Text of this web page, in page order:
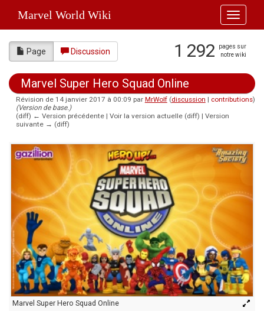
Toggle
Marvel World Wiki
Page Discussion 1 292
pages sur
notre wiki
Marvel Super Hero Squad Online
Révision de 14 janvier 2017 à 00:09 par MrWolf (discussion | contributions)
(Version de base.)
(diff) ← Version précédente | Voir la version actuelle (diff) | Version
suivante → (diff)
Marvel Super Hero Squad Online